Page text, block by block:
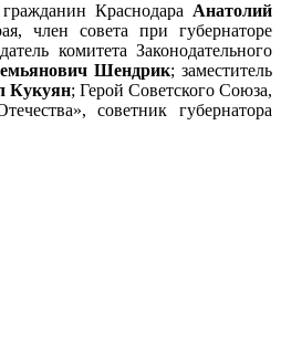
Краснодара Анатолий
член совета при губернаторе
комитета Законодательного
Шендрик; заместитель
Кукуян; Герой Советского Союза,
советник губернатора